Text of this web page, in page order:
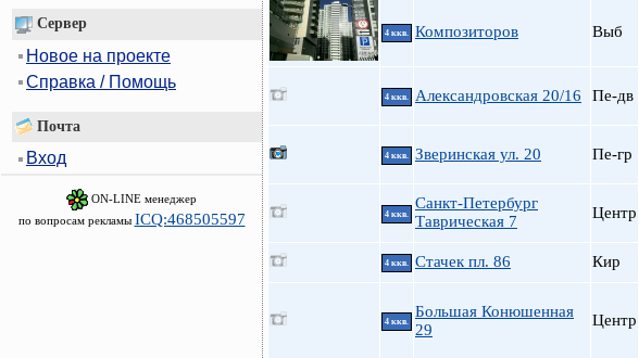
Сервер
Новое на проекте
Справка / Помощь
Почта
Вход
ON-LINE менеджер
по вопросам рекламы ICQ:468505597
4 ккв. Композиторов Выб
4 ккв. Александровская 20/16 Пе-дв
4 ккв. Зверинская ул. 20 Пе-гр
4 ккв.
Санкт-Петербург
Таврическая 7
Центр
4 ккв. Стачек пл. 86 Кир
4 ккв.
Большая Конюшенная
29
Центр